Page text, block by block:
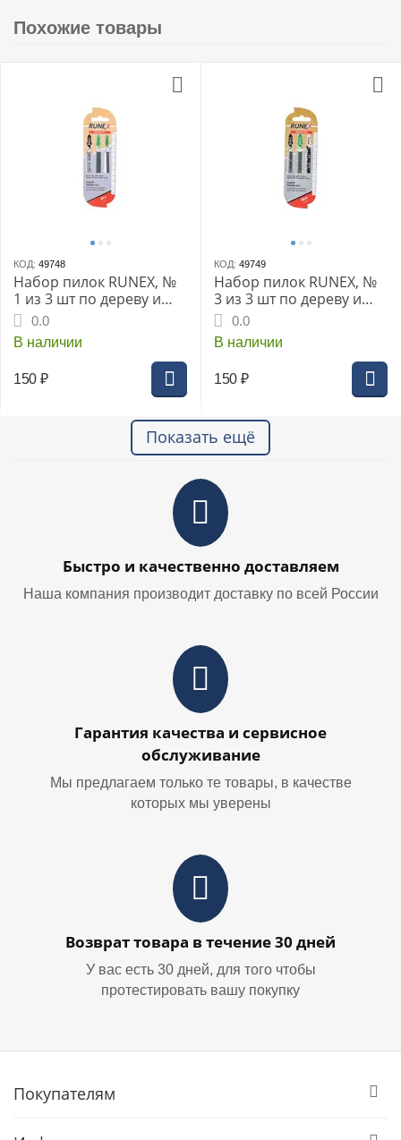
Похожие товары
КОД: 49748
Набор пилок RUNEX, №
1 из 3 шт по дереву и
пластику
T101B/T111C/T119BO
0.0
В наличии
150 ₽
КОД: 49749
Набор пилок RUNEX, №
3 из 3 шт по дереву и
пластику
T101D/T111C/T244D
0.0
В наличии
150 ₽
Показать ещё
Быстро и качественно доставляем
Наша компания производит доставку по всей России
Гарантия качества и сервисное
обслуживание
Мы предлагаем только те товары, в качестве
которых мы уверены
Возврат товара в течение 30 дней
У вас есть 30 дней, для того чтобы
протестировать вашу покупку
Покупателям